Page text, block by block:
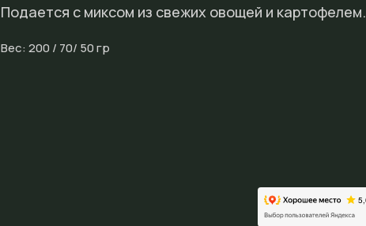
Подается с миксом из свежих овощей и картофелем.
Вес: 200 / 70/ 50 гр